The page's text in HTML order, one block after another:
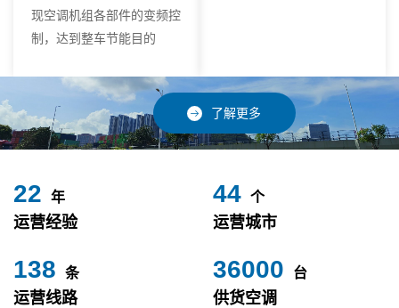
现空调机组各部件的变频控
制，达到整车节能目的
了解更多
24 年
运营经验
49 个
运营城市
153 条
运营线路
40000 台
供货空调